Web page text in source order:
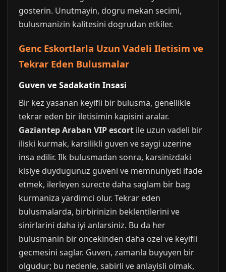
gosterin. Unutmayin, dogru mekan secimi,
bulusmanizin kalitesini dogrudan etkiler.
Genc Eskortlarla Uzun Vadeli Iletisim ve
Tekrar Eden Bulusmalar
Guven ve Sadakatin Insasi
Bir kez yasanan keyifli bir bulusma, genellikle
tekrar eden bir iletisimin kapisini aralar.
Gaziantep Araban VIP escort ile uzun vadeli bir
iliski kurmak, karsilikli guven ve saygi uzerine
insa edilir. Ilk bulusmadan sonra, karsinizdaki
kisiye duydugunuz guveni ve memnuniyeti ifade
etmek, ilerleyen surecte daha saglam bir bag
kurmaniza yardimci olur. Tekrar eden
bulusmalarda, birbirinizin beklentilerini ve
sinirlarini daha iyi anlarsiniz. Bu da her
bulusmanin bir oncekinden daha ozel ve keyifli
gecmesini saglar. Guven, zamanla buyuyen bir
olgudur; bu nedenle, sabirli ve anlayisli olmak,